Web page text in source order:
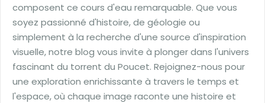
composent ce cours d'eau remarquable. Que vous
soyez passionné d'histoire, de géologie ou
simplement à la recherche d'une source d'inspiration
visuelle, notre blog vous invite à plonger dans l'univers
fascinant du torrent du Poucet. Rejoignez-nous pour
une exploration enrichissante à travers le temps et
l'espace, où chaque image raconte une histoire et